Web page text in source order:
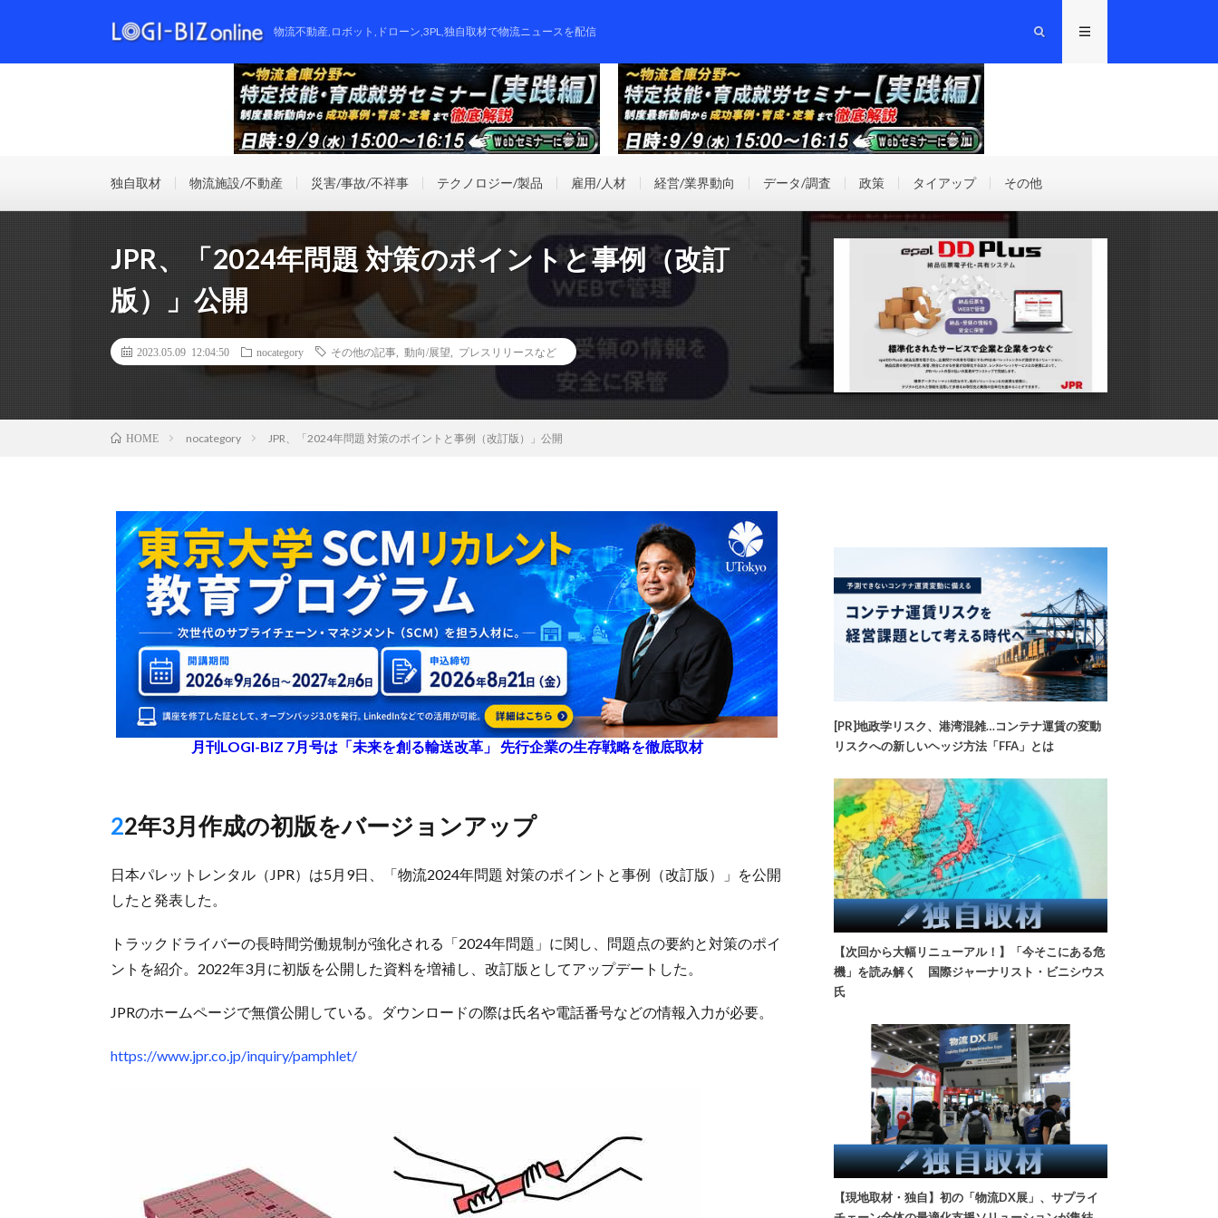
物流不動産,ロボット,ドローン,3PL,独自取材で物流ニュースを配信
独自取材 物流施設/不動産 災害/事故/不祥事 テクノロジー/製品 雇用/人材 経営/業界動向 データ/調査 政策 タイアップ その他
JPR、「2024年問題 対策のポイントと事例（改訂
版）」公開
2023.05.09 12:04:50 nocategory その他の記事 動向/展望 プレスリリースなど
HOME nocategory JPR、「2024年問題 対策のポイントと事例（改訂版）」公開
月刊LOGI-BIZ 7月号は「未来を創る輸送改革」 先行企業の生存戦略を徹底取材
22年3月作成の初版をバージョンアップ
日本パレットレンタル（JPR）は5月9日、「物流2024年問題 対策のポイントと事例（改訂版）」を公開
したと発表した。
トラックドライバーの長時間労働規制が強化される「2024年問題」に関し、問題点の要約と対策のポイ
ントを紹介。2022年3月に初版を公開した資料を増補し、改訂版としてアップデートした。
JPRのホームページで無償公開している。ダウンロードの際は氏名や電話番号などの情報入力が必要。
https://www.jpr.co.jp/inquiry/pamphlet/
[PR]地政学リスク、港湾混雑…コンテナ運賃の変動
リスクへの新しいヘッジ方法「FFA」とは
【次回から大幅リニューアル！】「今そこにある危
機」を読み解く 国際ジャーナリスト・ビニシウス
氏
【現地取材・独自】初の「物流DX展」、サプライ